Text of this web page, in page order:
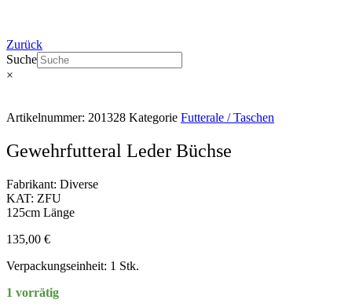
Zurück
Suche
×
Artikelnummer: 201328 Kategorie Futterale / Taschen
Gewehrfutteral Leder Büchse
Fabrikant: Diverse
KAT: ZFU
125cm Länge
135,00 €
Verpackungseinheit: 1 Stk.
1 vorrätig